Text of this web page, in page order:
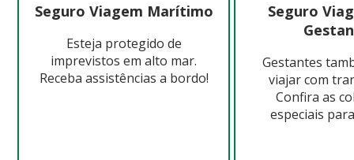
Seguro Viagem Marítimo
Esteja protegido de
imprevistos em alto mar.
Receba assistências a bordo!
Seguro
Gestantes
viajar com
Confira as
especiais